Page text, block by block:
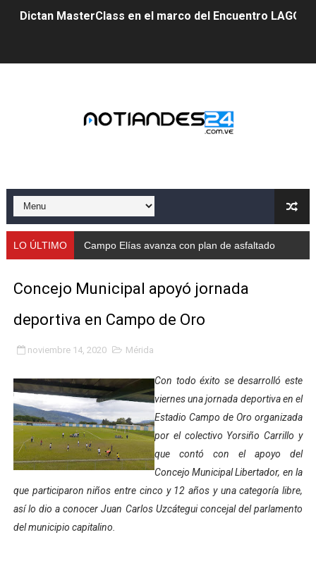
Dictan MasterClass en el marco del Encuentro LAGO
Gobernador Arnaldo Sánchez apadrina a más de 993
Mérida fortalece su reserva deportiva de cara a
Gobernación de Mérida instalará mesa de trabajo con
Fundecem ofrece taller de bordado en punto de cruz
Gobierno bolivariano avanza en la transformación del
Hospital universitario muestra sus avances en visita
Instituto Nacional de Nutrición celebra Semana
Gobernación de Mérida fortalece el desarrollo
Corposalud inició talleres para aspirantes al curso de
Fortalecen formación académica de médicos en
LO ÚLTIMO Campo Elías avanza con plan de asfaltado
Concejo Municipal apoyó jornada
deportiva en Campo de Oro
noviembre 14, 2020 Mérida
Con todo éxito se desarrolló este
viernes una jornada deportiva en el
Estadio Campo de Oro organizada
por el colectivo Yorsiño Carrillo y
que contó con el apoyo del
Concejo Municipal Libertador, en la
que participaron niños entre cinco y 12 años y una categoría libre,
así lo dio a conocer Juan Carlos Uzcátegui concejal del parlamento
del municipio capitalino.